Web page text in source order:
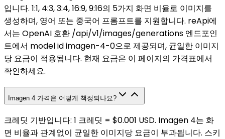
입니다. 1:1, 4:3, 3:4, 16:9, 9:16의 5가지 화면 비율로 이미지를
생성하며, 영어 또는 중국어 프롬프트를 지원합니다. reApi에
서는 OpenAI 호환 /api/v1/images/generations 엔드포인
트에서 model id imagen-4-0으로 제공되며, 균일한 이미지
당 요금이 적용됩니다. 현재 요금은 이 페이지의 가격표에서
확인하세요.
Imagen 4 가격은 어떻게 책정되나요?
크레딧 기반입니다: 1 크레딧 = $0.001 USD. Imagen 4는 화
면 비율과 관계없이 균일한 이미지당 요금이 부과됩니다. 스키